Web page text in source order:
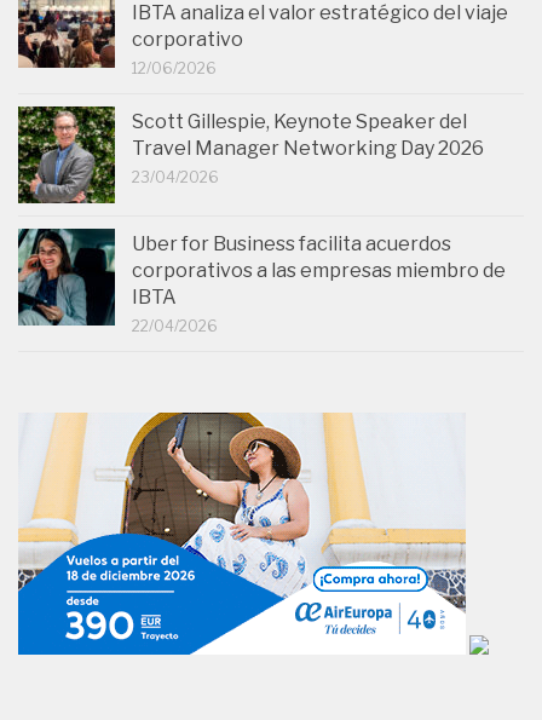
IBTA analiza el valor estratégico del viaje
corporativo
12/06/2026
Scott Gillespie, Keynote Speaker del
Travel Manager Networking Day 2026
23/04/2026
Uber for Business facilita acuerdos
corporativos a las empresas miembro de
IBTA
22/04/2026